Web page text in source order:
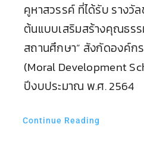
คูหาสวรรค์ ที่ได้รับ รางวัล
ต้นแบบเสริมสร้างคุณธรร
สถานศึกษา” สังกัดองค์
(Moral Development
ปีงบประมาณ พ.ศ. 2564
Continue Reading